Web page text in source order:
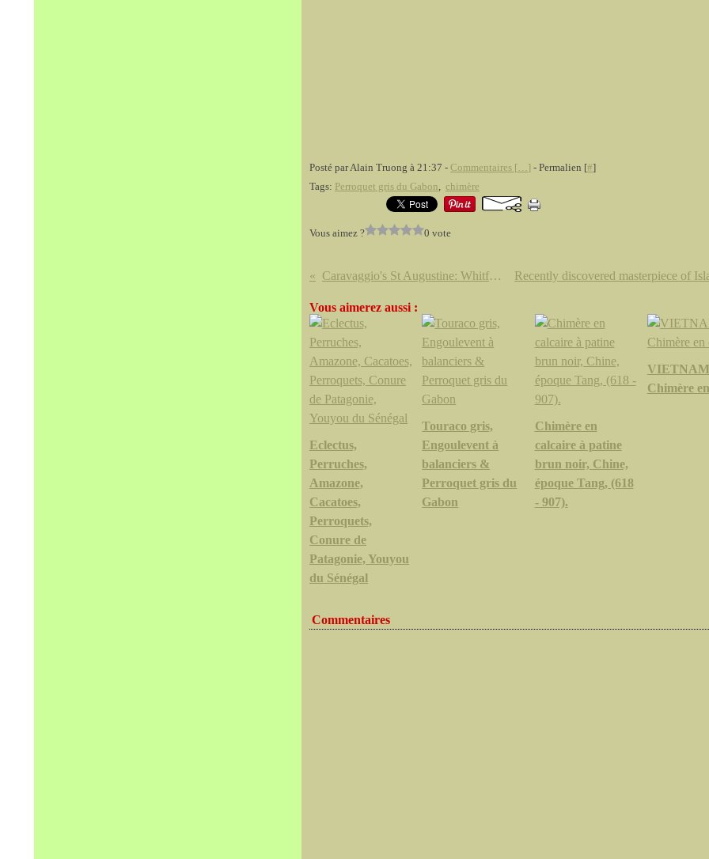
Posté par Alain Truong à 21:37 - Commentaires [… ] - Permalien [#]
Tags: Perroquet gris du Gabon, chimère
Vous aimez ? 0 vote
Caravaggio's St Augustine: Whitfield Fine Art Research the Discovery of Caravaggio's Original
Vous aimerez aussi :
Eclectus,
Perruches,
Amazone,
Cacatoes,
Perroquets,
Conure de
Patagonie, Youyou
du Sénégal
Touraco gris,
Engoulevent à
balanciers &
Perroquet gris du
Gabon
Chimère en
calcaire à patine
brun noir, Chine,
époque Tang, (618
- 907).
Chimère
Commentaires